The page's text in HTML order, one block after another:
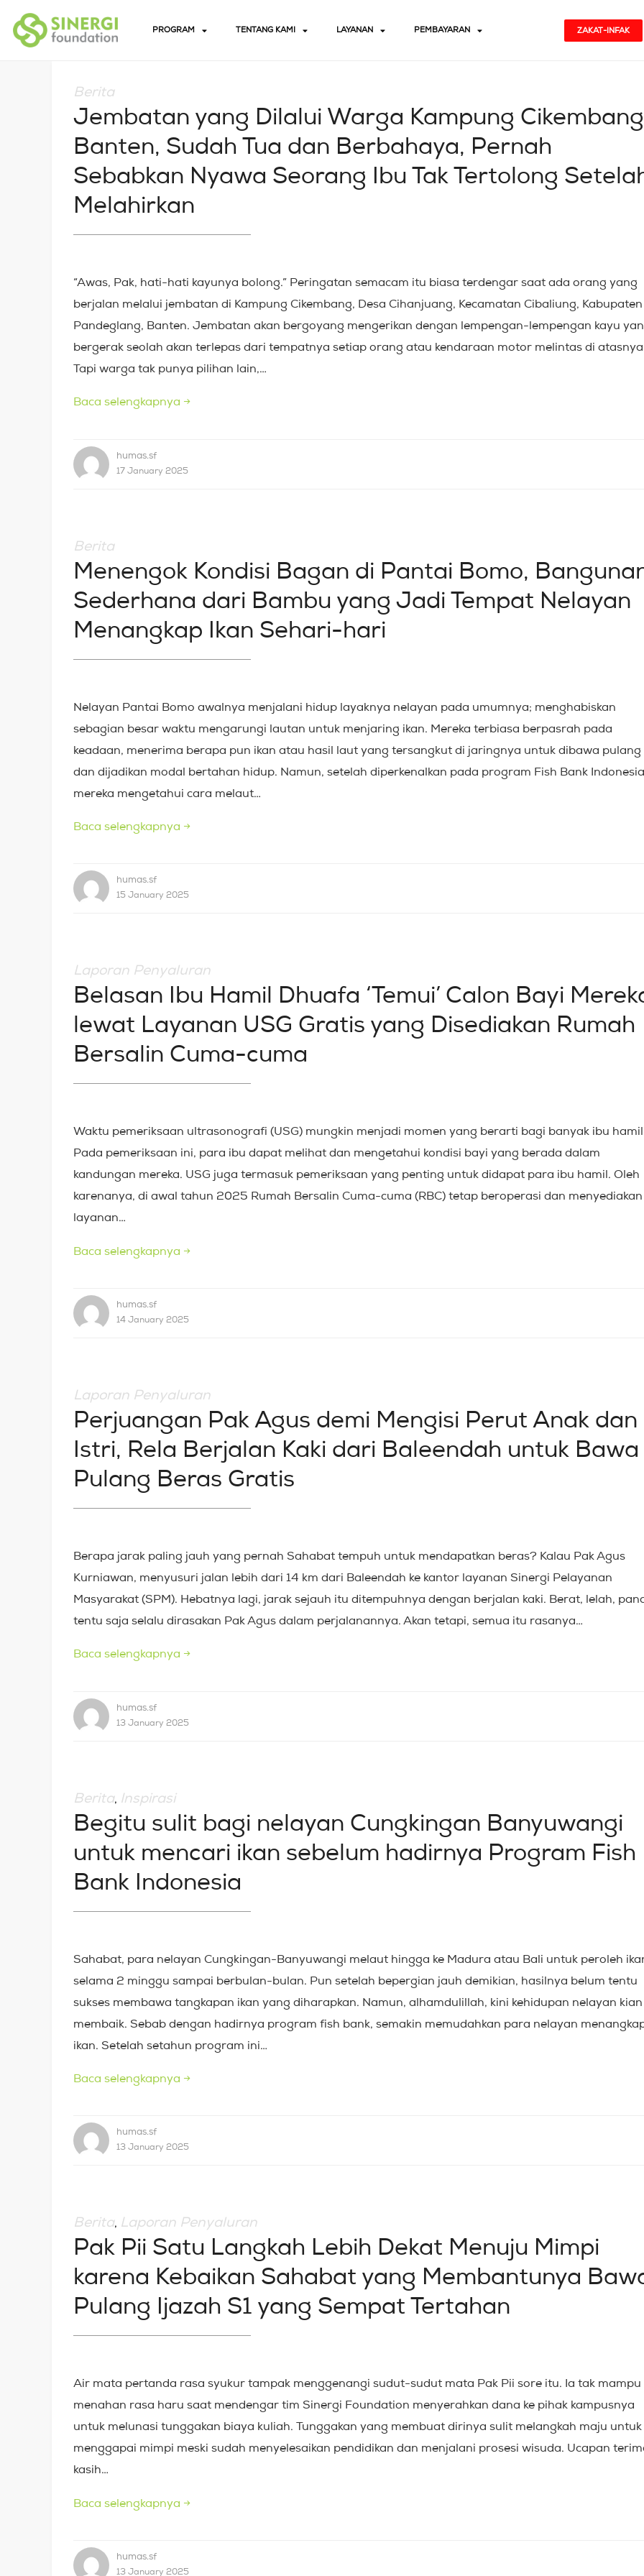
PROGRAM TENTANG KAMI LAYANAN PEMBAYARAN ZAKAT-INFAK
Berita
Jembatan yang Dilalui Warga Kampung
Banten, Sudah Tua dan Berbahaya, Pernah
Sebabkan Nyawa Seorang Ibu Tak Tertolong
Melahirkan
“Awas, Pak, hati-hati kayunya bolong.” Peringatan semacam itu biasa terdengar saat ada orang yang
berjalan melalui jembatan di Kampung Cikembang, Desa Cihanjuang, Kecamatan Cibaliung, Kabupaten
Pandeglang, Banten. Jembatan akan bergoyang mengerikan dengan lempengan-lempengan kayu
bergerak seolah akan terlepas dari tempatnya setiap orang atau kendaraan motor melintas di
Tapi warga tak punya pilihan lain,…
Baca selengkapnya →
humas.sf
17 January 2025
Berita
Menengok Kondisi Bagan di Pantai Bomo,
Sederhana dari Bambu yang Jadi Tempat Nelayan
Menangkap Ikan Sehari-hari
Nelayan Pantai Bomo awalnya menjalani hidup layaknya nelayan pada umumnya; menghabiskan
sebagian besar waktu mengarungi lautan untuk menjaring ikan. Mereka terbiasa berpasrah pada
keadaan, menerima berapa pun ikan atau hasil laut yang tersangkut di jaringnya untuk dibawa pulang
dan dijadikan modal bertahan hidup. Namun, setelah diperkenalkan pada program Fish Bank
mereka mengetahui cara melaut…
Baca selengkapnya →
humas.sf
15 January 2025
Laporan Penyaluran
Belasan Ibu Hamil Dhuafa ‘Temui’ Calon Bayi
lewat Layanan USG Gratis yang Disediakan Rumah
Bersalin Cuma-cuma
Waktu pemeriksaan ultrasonografi (USG) mungkin menjadi momen yang berarti bagi banyak ibu
Pada pemeriksaan ini, para ibu dapat melihat dan mengetahui kondisi bayi yang berada dalam
kandungan mereka. USG juga termasuk pemeriksaan yang penting untuk didapat para ibu hamil. Oleh
karenanya, di awal tahun 2025 Rumah Bersalin Cuma-cuma (RBC) tetap beroperasi dan menyediakan
layanan…
Baca selengkapnya →
humas.sf
14 January 2025
Laporan Penyaluran
Perjuangan Pak Agus demi Mengisi Perut Anak dan
Istri, Rela Berjalan Kaki dari Baleendah untuk Bawa
Pulang Beras Gratis
Berapa jarak paling jauh yang pernah Sahabat tempuh untuk mendapatkan beras? Kalau Pak Agus
Kurniawan, menyusuri jalan lebih dari 14 km dari Baleendah ke kantor layanan Sinergi Pelayanan
Masyarakat (SPM). Hebatnya lagi, jarak sejauh itu ditempuhnya dengan berjalan kaki. Berat, lelah,
tentu saja selalu dirasakan Pak Agus dalam perjalanannya. Akan tetapi, semua itu rasanya…
Baca selengkapnya →
humas.sf
13 January 2025
Berita, Inspirasi
Begitu sulit bagi nelayan Cungkingan Banyuwangi
untuk mencari ikan sebelum hadirnya Program Fish
Bank Indonesia
Sahabat, para nelayan Cungkingan-Banyuwangi melaut hingga ke Madura atau Bali untuk peroleh
selama 2 minggu sampai berbulan-bulan. Pun setelah bepergian jauh demikian, hasilnya belum tentu
sukses membawa tangkapan ikan yang diharapkan. Namun, alhamdulillah, kini kehidupan nelayan kian
membaik. Sebab dengan hadirnya program fish bank, semakin memudahkan para nelayan
ikan. Setelah setahun program ini…
Baca selengkapnya →
humas.sf
13 January 2025
Berita, Laporan Penyaluran
Pak Pii Satu Langkah Lebih Dekat Menuju Mimpi
karena Kebaikan Sahabat yang Membantunya
Pulang Ijazah S1 yang Sempat Tertahan
Air mata pertanda rasa syukur tampak menggenangi sudut-sudut mata Pak Pii sore itu. Ia tak mampu
menahan rasa haru saat mendengar tim Sinergi Foundation menyerahkan dana ke pihak kampusnya
untuk melunasi tunggakan biaya kuliah. Tunggakan yang membuat dirinya sulit melangkah maju untuk
menggapai mimpi meski sudah menyelesaikan pendidikan dan menjalani prosesi wisuda. Ucapan
kasih…
Baca selengkapnya →
humas.sf
13 January 2025